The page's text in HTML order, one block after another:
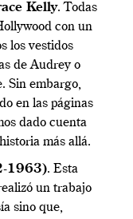
Kelly. Todas
con un
los vestidos
de Audrey o
Sin embargo,
en las páginas
dado cuenta
más allá.
1963). Esta
un trabajo
sino que,